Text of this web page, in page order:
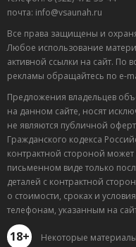
почта: info@vsaunah.ru
Все права защищены и
Любое использование
активной ссылки на сайт. По
рекламы обращайтесь по e-
Предложения владельцев
на данном сайте, носят
не являются публичной
Гражданского кодекса
контрактной стороной
письменном виде только
деталей с контрактной
о стоимости, сроках и
телефонам, указанным на
18+
Некоторые